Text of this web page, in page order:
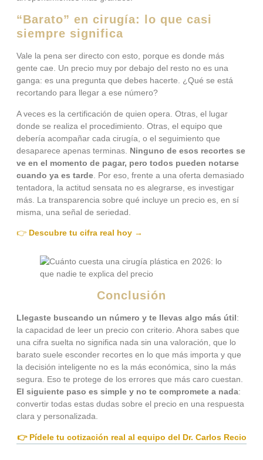
“Barato” en cirugía: lo que casi
siempre significa
Vale la pena ser directo con esto, porque es donde más
gente cae. Un precio muy por debajo del resto no es una
ganga: es una pregunta que debes hacerte. ¿Qué se está
recortando para llegar a ese número?
A veces es la certificación de quien opera. Otras, el lugar
donde se realiza el procedimiento. Otras, el equipo que
debería acompañar cada cirugía, o el seguimiento que
desaparece apenas terminas. Ninguno de esos recortes se
ve en el momento de pagar, pero todos pueden notarse
cuando ya es tarde . Por eso, frente a una oferta demasiado
tentadora, la actitud sensata no es alegrarse, es investigar
más. La transparencia sobre qué incluye un precio es, en sí
misma, una señal de seriedad.
👉 Descubre tu cifra real hoy →
Conclusión
Llegaste buscando un número y te llevas algo más útil:
la capacidad de leer un precio con criterio. Ahora sabes que
una cifra suelta no significa nada sin una valoración, que lo
barato suele esconder recortes en lo que más importa y que
la decisión inteligente no es la más económica, sino la más
segura. Eso te protege de los errores que más caro cuestan.
El siguiente paso es simple y no te compromete a nada:
convertir todas estas dudas sobre el precio en una respuesta
clara y personalizada.
👉 Pídele tu cotización real al equipo del Dr. Carlos Recio